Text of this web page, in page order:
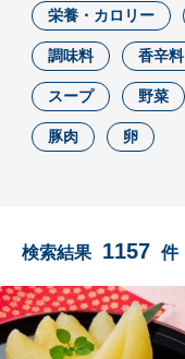
栄養・カロリー
調味料 香辛料
スープ 野菜
豚肉 卵
検索結果 1157 件